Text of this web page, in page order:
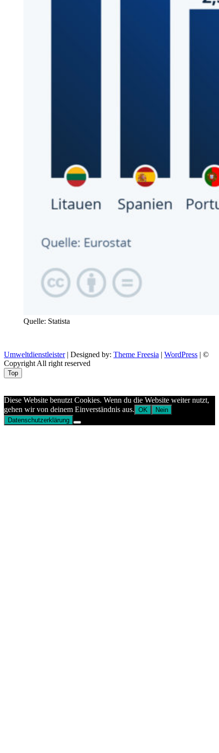
Quelle: Statista
Umweltdienstleister| Designed by: Theme Freesia | WordPress | ©
Copyright All right reserved
Top
Diese Website benutzt Cookies. Wenn du die Website weiter nutzt,
gehen wir von deinem Einverständnis aus. OK
Nein
Datenschutzerklärung